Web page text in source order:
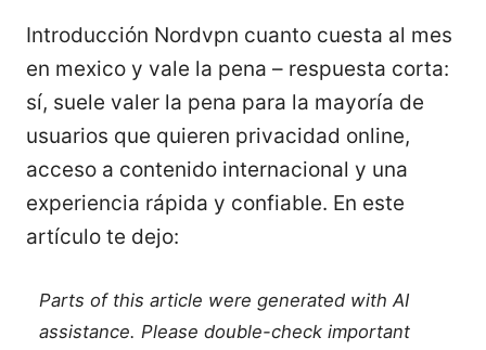
Introducción Nordvpn cuanto cuesta al mes
en mexico y vale la pena – respuesta corta:
sí, suele valer la pena para la mayoría de
usuarios que quieren privacidad online,
acceso a contenido internacional y una
experiencia rápida y confiable. En este
artículo te dejo:
Parts of this article were generated with AI
assistance. Please double-check important